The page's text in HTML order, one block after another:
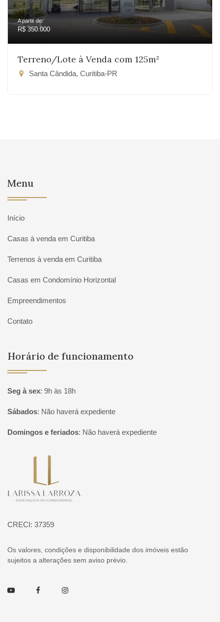
A partir de:
R$ 350.000
Terreno/Lote à Venda com 125m²
Santa Cândida, Curitiba-PR
Menu
Início
Casas à venda em Curitiba
Terrenos à venda em Curitiba
Casas em Condomínio Horizontal
Empreendimentos
Contato
Horário de funcionamento
Seg à sex: 9h às 18h
Sábados: Não haverá expediente
Domingos e feriados: Não haverá expediente
CRECI: 37359
Os valores, condições e disponibilidade dos imóveis estão
sujeitos a alterações sem aviso prévio.
Youtube FacebookInstagram